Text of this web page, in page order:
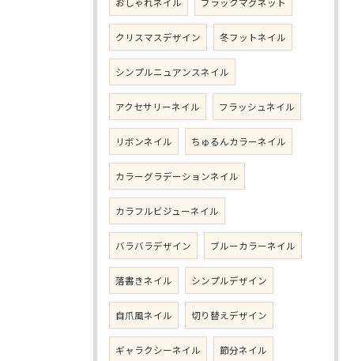
クリスマスデザイン 冬フットネイル
シンプルニュアンスネイル
アクセサリーネイル フラッシュネイル
リボンネイル ちゅるんカラーネイル
カラーグラデーションネイル
カラフルビジューネイル
バラバラデザイン ブルーカラーネイル
落書きネイル シンプルデザイン
自爪風ネイル 切り替えデザイン
ギャラクシーネイル 節分ネイル